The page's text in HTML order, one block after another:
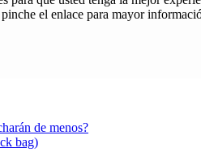
pinche el enlace para mayor
de menos?
bag)